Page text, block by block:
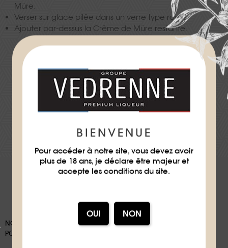
Mûre.
Verser sur glace pilée dans un verre type rocks.
Ajouter par-dessus la Crème de Mûre restante.
★
TÉLÉCHARGER LA FICHE RECETTE
NOS EMBALLAGES PEUVENT FAIRE L'OBJET D'UNE CONSIGNE DE TRI,
POUR EN SAVOIR PLUS :
BIENVENUE
Pour accéder à notre site, vous devez avoir
plus de 18 ans, je déclare être majeur et
accepte les conditions du site.